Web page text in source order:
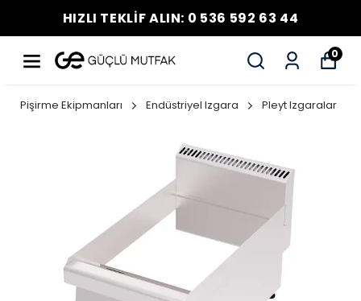
HIZLI TEKLİF ALIN: 0 536 592 63 44
0
Pişirme Ekipmanları Endüstriyel Izgara Pleyt Izgaralar